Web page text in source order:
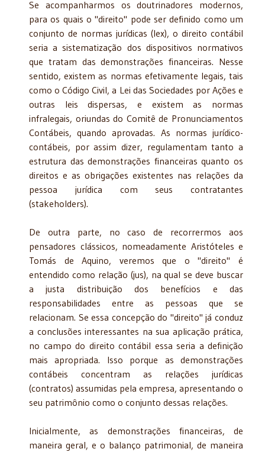
Se acompanharmos os doutrinadores modernos,
para os quais o "direito" pode ser definido como um
conjunto de normas jurídicas (lex), o direito contábil
seria a sistematização dos dispositivos normativos
que tratam das demonstrações financeiras. Nesse
sentido, existem as normas efetivamente legais, tais
como o Código Civil, a Lei das Sociedades por Ações e
outras leis dispersas, e existem as normas
infralegais, oriundas do Comitê de Pronunciamentos
Contábeis, quando aprovadas. As normas jurídico-
contábeis, por assim dizer, regulamentam tanto a
estrutura das demonstrações financeiras quanto os
direitos e as obrigações existentes nas relações da
pessoa jurídica com seus contratantes
(stakeholders).
De outra parte, no caso de recorrermos aos
pensadores clássicos, nomeadamente Aristóteles e
Tomás de Aquino, veremos que o "direito" é
entendido como relação (jus), na qual se deve buscar
a justa distribuição dos benefícios e das
responsabilidades entre as pessoas que se
relacionam. Se essa concepção do "direito" já conduz
a conclusões interessantes na sua aplicação prática,
no campo do direito contábil essa seria a definição
mais apropriada. Isso porque as demonstrações
contábeis concentram as relações jurídicas
(contratos) assumidas pela empresa, apresentando o
seu patrimônio como o conjunto dessas relações.
Inicialmente, as demonstrações financeiras, de
maneira geral, e o balanço patrimonial, de maneira